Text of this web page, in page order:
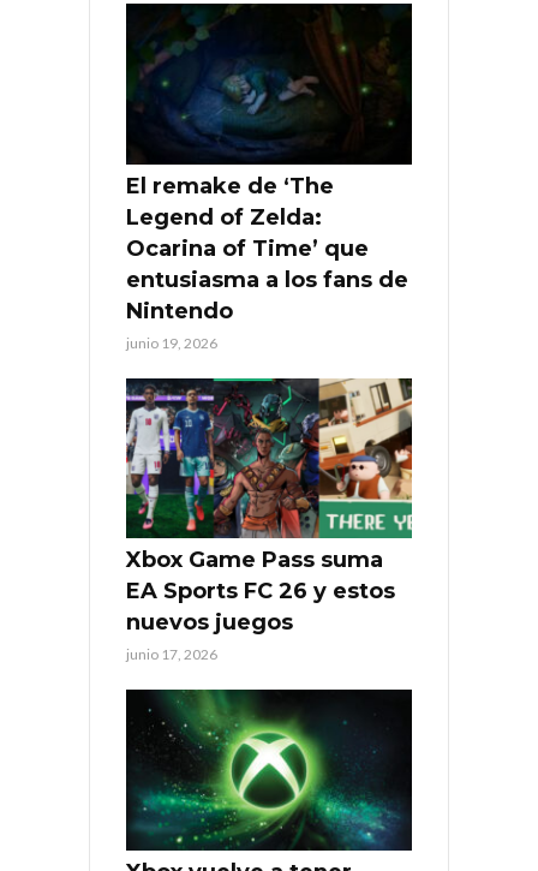
El remake de ‘The
Legend of Zelda:
Ocarina of Time’ que
entusiasma a los fans de
Nintendo
junio 19, 2026
Xbox Game Pass suma
EA Sports FC 26 y estos
nuevos juegos
junio 17, 2026